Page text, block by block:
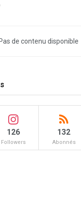
Pas de contenu disponible
126
Followers
132
Abonnés